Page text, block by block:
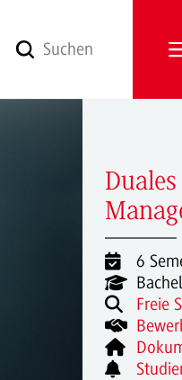
6
Freie